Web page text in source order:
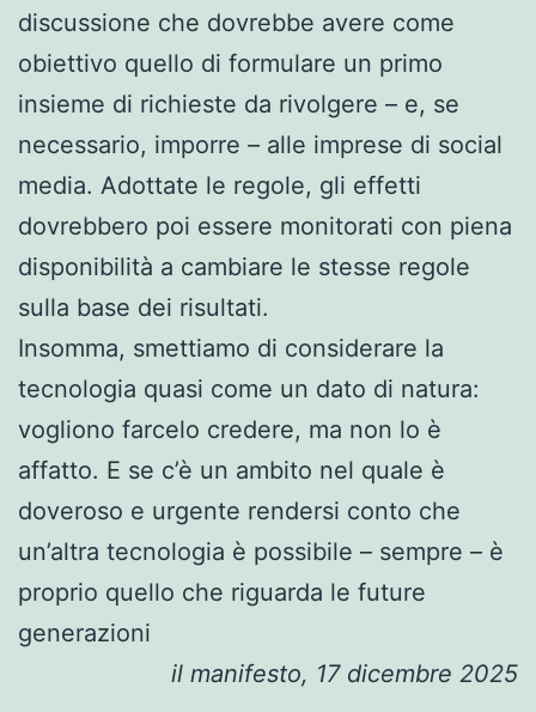
discussione che dovrebbe avere come
obiettivo quello di formulare un primo
insieme di richieste da rivolgere – e, se
necessario, imporre – alle imprese di social
media. Adottate le regole, gli effetti
dovrebbero poi essere monitorati con piena
disponibilità a cambiare le stesse regole
sulla base dei risultati.
Insomma, smettiamo di considerare la
tecnologia quasi come un dato di natura:
vogliono farcelo credere, ma non lo è
affatto. E se c’è un ambito nel quale è
doveroso e urgente rendersi conto che
un’altra tecnologia è possibile – sempre – è
proprio quello che riguarda le future
generazioni
il manifesto, 17 dicembre 2025